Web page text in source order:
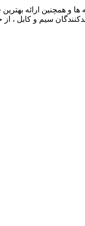
در طول 10 سال گذشته توانسته است با
سیم و کابل ،